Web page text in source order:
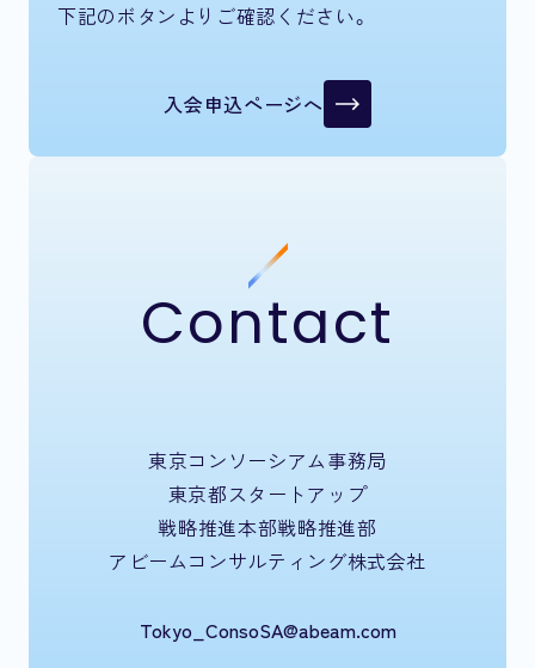
下記のボタンよりご確認ください。
入会申込ページへ
Contact
東京コンソーシアム事務局
東京都スタートアップ
戦略推進本部戦略推進部
アビームコンサルティング株式会社
Tokyo_ConsoSA@abeam.com